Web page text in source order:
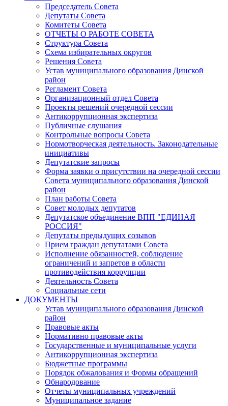
Председатель Совета
Депутаты Совета
Комитеты Совета
ОТЧЕТЫ О РАБОТЕ СОВЕТА
Структура Совета
Схема избирательных округов
Решения Совета
Устав муниципального образования Динской
район
Регламент Совета
Организационный отдел Совета
Проекты решений очередной сессии
Антикоррупционная экспертиза
Публичные слушания
Контрольные вопросы Совета
Нормотворческая деятельность. Законодательные
инициативы
Депутатские запросы
Форма заявки о присутствии на очередной сессии
Совета муниципального образования Динской
район
План работы Совета
Совет молодых депутатов
Депутатское объединение ВПП "ЕДИНАЯ
РОССИЯ"
Депутаты предыдущих созывов
Прием граждан депутатами Совета
Исполнение обязанностей, соблюдение
ограничений и запретов в области
противодействия коррупции
Деятельность Совета
Социальные сети
ДОКУМЕНТЫ
Устав муниципального образования Динской
район
Правовые акты
Нормативно правовые акты
Государственные и муниципальные услуги
Антикоррупционная экспертиза
Бюджетные программы
Порядок обжалования и Формы обращений
Обнародование
Отчеты муниципальных учреждений
Муниципальное задание